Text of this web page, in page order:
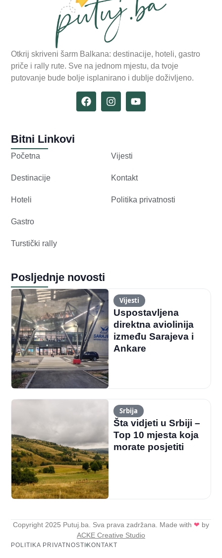
Otkrij skriveni šarm Balkana: destinacije, hoteli, gastro
priče i rally rute. Sve na jednom mjestu, da tvoje
putovanje bude bolje isplanirano i dublje doživljeno.
Bitni Linkovi
Početna
Destinacije
Hoteli
Gastro
Turstički rally
Vijesti
Kontakt
Politika privatnosti
Posljednje novosti
Vijesti
Uspostavljena
direktna aviolinija
između Sarajeva i
Ankare
Srbija
Šta vidjeti u Srbiji –
Top 10 mjesta koja
morate posjetiti
Copyright 2025 Putuj.ba. Sva prava zadržana. Made with ❤ by
ACKE Creative Studio
POLITIKA PRIVATNOSTIKONTAKT